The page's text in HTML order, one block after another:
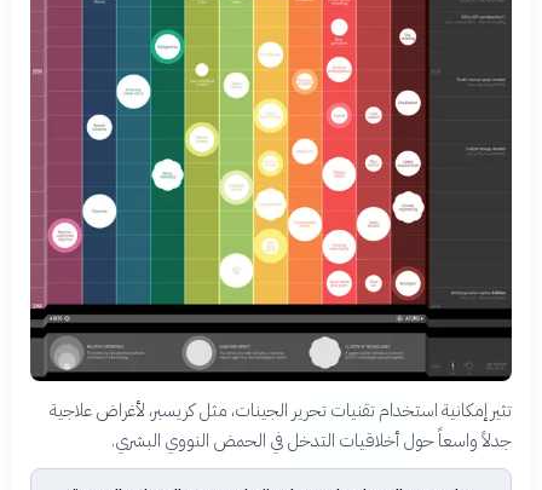
تثير إمكانية استخدام تقنيات تحرير الجينات، مثل كريسبر، لأغراض علاجية
جدلاً واسعاً حول أخلاقيات التدخل في الحمض النووي البشري.